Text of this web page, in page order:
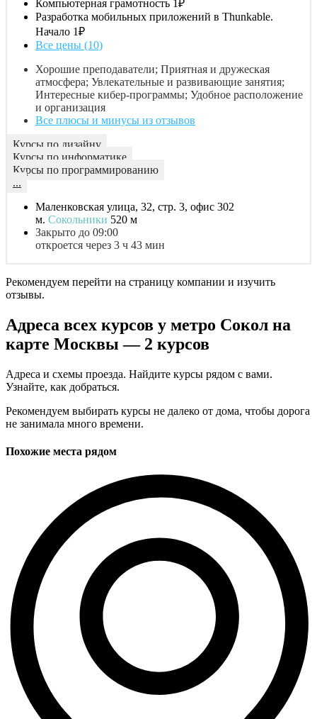
Компьютерная грамотность 1₽
Разработка мобильных приложений в Thunkable.
Начало 1₽
Все цены (10)
Хорошие преподаватели; Приятная и дружеская
атмосфера; Увлекательные и развивающие занятия;
Интересные кибер-программы; Удобное расположение
и организация
Все плюсы и минусы из отзывов
Курсы по дизайну
Курсы по информатике
Курсы по программированию
...
Маленковская улица, 32, стр. 3, офис 302
м. Сокольники 520 м
Закрыто до 09:00
откроется через 3 ч 43 мин
Рекомендуем перейти на страницу компании и изучить
отзывы.
Адреса всех курсов у метро Сокол на
карте Москвы — 2 курсов
Адреса и схемы проезда. Найдите курсы рядом с вами.
Узнайте, как добраться.
Рекомендуем выбирать курсы не далеко от дома, чтобы дорога
не занимала много времени.
Похожие места рядом